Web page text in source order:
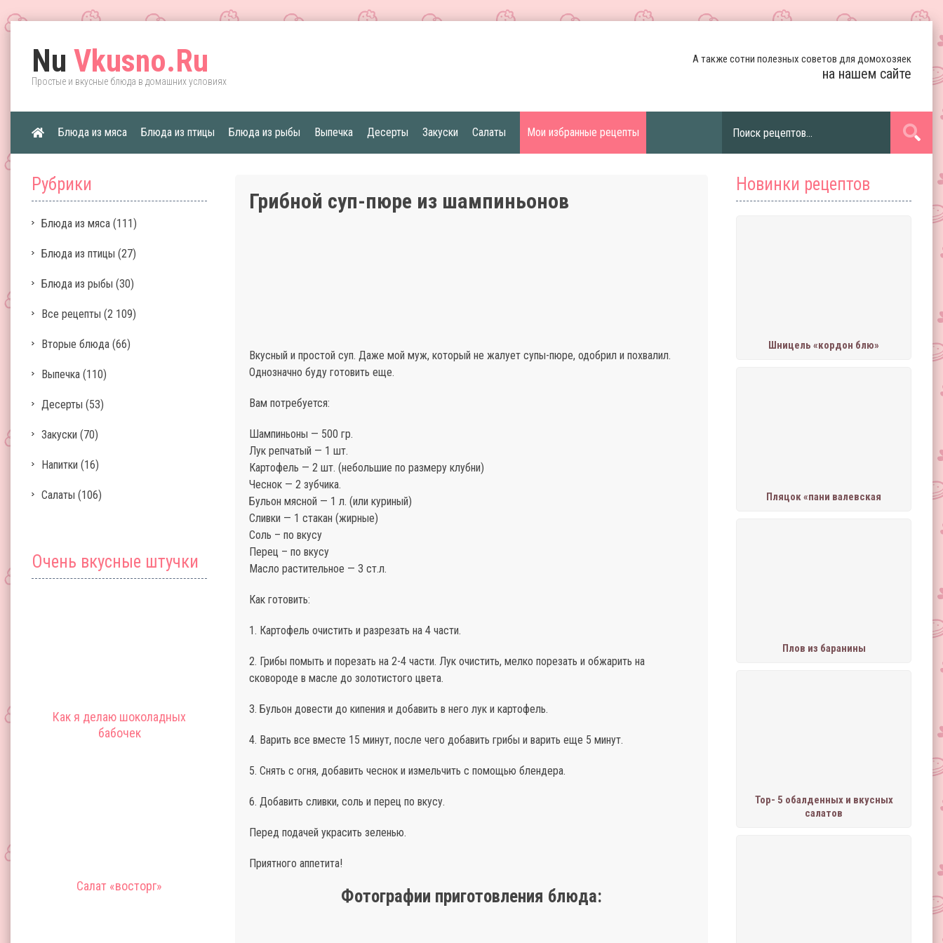
Nu Vkusno.Ru
Простые и вкусные блюда в домашних условиях
А также сотни полезных советов для домохозяек
на нашем сайте
Блюда из мяса Блюда из птицы Блюда из рыбы Выпечка Десерты Закуски Салаты Мои избранные рецепты
Рубрики
Блюда из мяса (111)
Блюда из птицы (27)
Блюда из рыбы (30)
Все рецепты (2 109)
Вторые блюда (66)
Выпечка (110)
Десерты (53)
Закуски (70)
Напитки (16)
Салаты (106)
Очень вкусные штучки
Как я делаю шоколадных
бабочек
Салат «восторг»
Новинки рецептов
Шницель «кордон блю»
Пляцок «пани валевская
Плов из баранины
Тор- 5 обалденных и вкусных
салатов
Грибной суп-пюре из шампиньонов
Вкусный и простой суп. Даже мой муж, который не жалует супы-пюре, одобрил и похвалил.
Однозначно буду готовить еще.
Вам потребуется:
Шампиньоны — 500 гр.
Лук репчатый — 1 шт.
Картофель — 2 шт. (небольшие по размеру клубни)
Чеснок — 2 зубчика.
Бульон мясной — 1 л. (или куриный)
Сливки — 1 стакан (жирные)
Соль – по вкусу
Перец – по вкусу
Масло растительное — 3 ст.л.
Как готовить:
1. Картофель очистить и разрезать на 4 части.
2. Грибы помыть и порезать на 2-4 части. Лук очистить, мелко порезать и обжарить на
сковороде в масле до золотистого цвета.
3. Бульон довести до кипения и добавить в него лук и картофель.
4. Варить все вместе 15 минут, после чего добавить грибы и варить еще 5 минут.
5. Снять с огня, добавить чеснок и измельчить с помощью блендера.
6. Добавить сливки, соль и перец по вкусу.
Перед подачей украсить зеленью.
Приятного аппетита!
Фотографии приготовления блюда: